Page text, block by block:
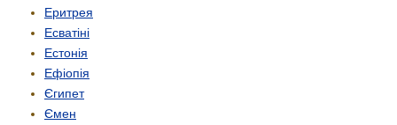
Еритрея
Есватіні
Естонія
Ефіопія
Єгипет
Ємен